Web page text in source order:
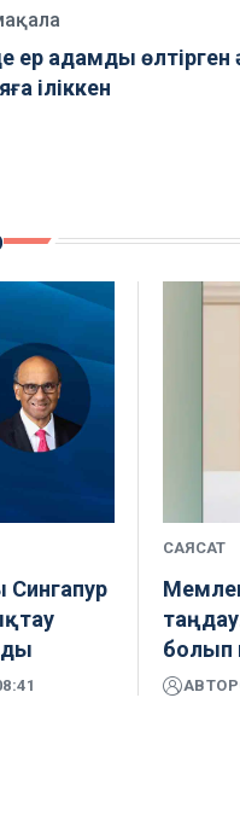
ер адамды өлтірген
іліккен
САЯСАТ
АВТОР